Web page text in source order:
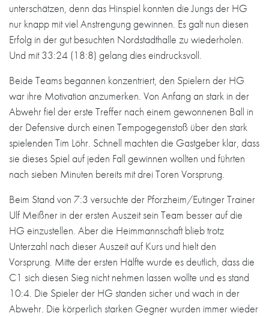
unterschätzen, denn das Hinspiel konnten die Jungs der HG
nur knapp mit viel Anstrengung gewinnen. Es galt nun diesen
Erfolg in der gut besuchten Nordstadthalle zu wiederholen.
Und mit 33:24 (18:8) gelang dies eindrucksvoll.
Beide Teams begannen konzentriert, den Spielern der HG
war ihre Motivation anzumerken. Von Anfang an stark in der
Abwehr fiel der erste Treffer nach einem gewonnenen Ball in
der Defensive durch einen Tempogegenstoß über den stark
spielenden Tim Löhr. Schnell machten die Gastgeber klar, dass
sie dieses Spiel auf jeden Fall gewinnen wollten und führten
nach sieben Minuten bereits mit drei Toren Vorsprung.
Beim Stand von 7:3 versuchte der Pforzheim/Eutinger Trainer
Ulf Meißner in der ersten Auszeit sein Team besser auf die
HG einzustellen. Aber die Heimmannschaft blieb trotz
Unterzahl nach dieser Auszeit auf Kurs und hielt den
Vorsprung. Mitte der ersten Hälfte wurde es deutlich, dass die
C1 sich diesen Sieg nicht nehmen lassen wollte und es stand
10:4. Die Spieler der HG standen sicher und wach in der
Abwehr. Die körperlich starken Gegner wurden immer wieder